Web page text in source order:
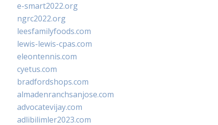
e-smart2022.org
ngrc2022.org
leesfamilyfoods.com
lewis-lewis-cpas.com
eleontennis.com
cyetus.com
bradfordshops.com
almadenranchsanjose.com
advocatevijay.com
adlibilimler2023.com